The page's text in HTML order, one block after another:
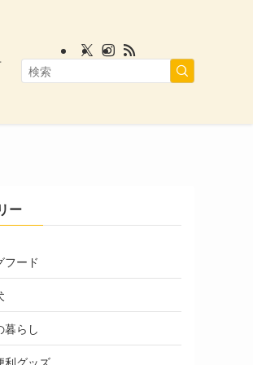
ー
フード
暮らし
利グッズ